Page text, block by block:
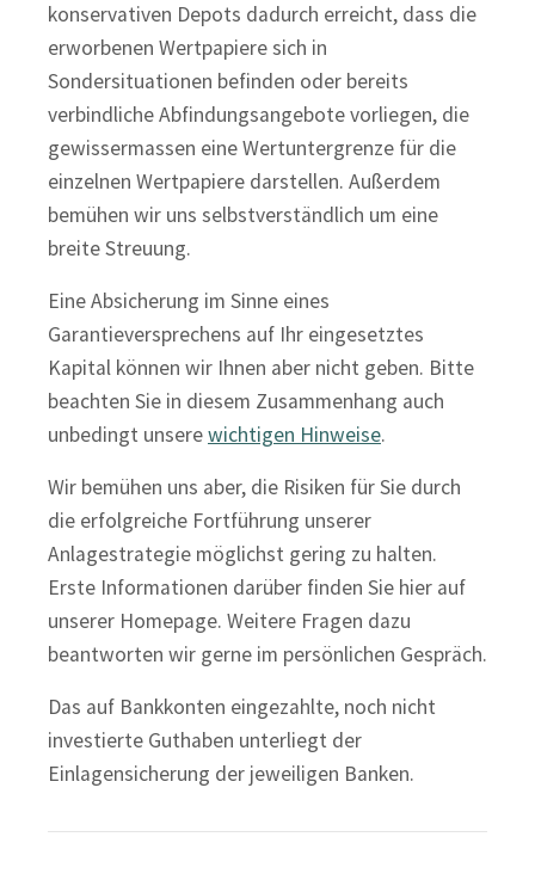
konservativen Depots dadurch erreicht, dass die
erworbenen Wertpapiere sich in
Sondersituationen befinden oder bereits
verbindliche Abfindungsangebote vorliegen, die
gewissermassen eine Wertuntergrenze für die
einzelnen Wertpapiere darstellen. Außerdem
bemühen wir uns selbstverständlich um eine
breite Streuung.
Eine Absicherung im Sinne eines
Garantieversprechens auf Ihr eingesetztes
Kapital können wir Ihnen aber nicht geben. Bitte
beachten Sie in diesem Zusammenhang auch
unbedingt unserewichtigen Hinweise.
Wir bemühen uns aber, die Risiken für Sie durch
die erfolgreiche Fortführung unserer
Anlagestrategie möglichst gering zu halten.
Erste Informationen darüber finden Sie hier auf
unserer Homepage. Weitere Fragen dazu
beantworten wir gerne im persönlichen Gespräch.
Das auf Bankkonten eingezahlte, noch nicht
investierte Guthaben unterliegt der
Einlagensicherung der jeweiligen Banken.